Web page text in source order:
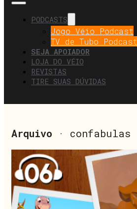
PODCASTS
Jogo Véio Podcast
TV de Tubo Podcast
SEJA APOIADOR
LOJA DO VÉIO
REVISTAS
TIRE SUAS DÚVIDAS
Arquivo · confabulas